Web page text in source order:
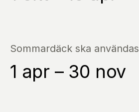
Sommardäck ska användas
1 apr – 30 nov